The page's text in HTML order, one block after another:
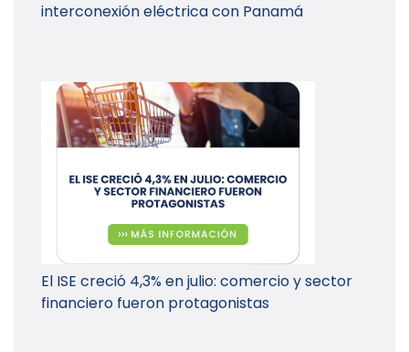
interconexión eléctrica con Panamá
El ISE creció 4,3% en julio: comercio y sector
financiero fueron protagonistas